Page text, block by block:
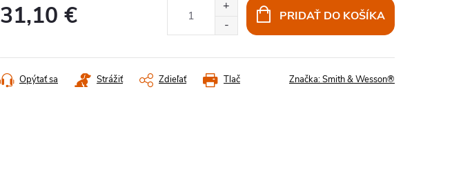
31,10 € PRIDAŤ DO KOŠÍKA
Tlač
Opýtať sa Strážiť Zdieľať Značka:Smith & Wesson®